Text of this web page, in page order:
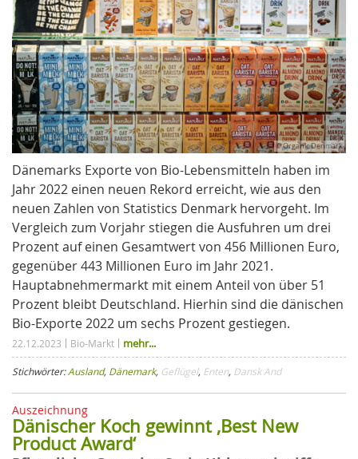
© Organic Denmark
Dänemarks Exporte von Bio-Lebensmitteln haben im
Jahr 2022 einen neuen Rekord erreicht, wie aus den
neuen Zahlen von Statistics Denmark hervorgeht. Im
Vergleich zum Vorjahr stiegen die Ausfuhren um drei
Prozent auf einen Gesamtwert von 456 Millionen Euro,
gegenüber 443 Millionen Euro im Jahr 2021.
Hauptabnehmermarkt mit einem Anteil von über 51
Prozent bleibt Deutschland. Hierhin sind die dänischen
Bio-Exporte 2022 um sechs Prozent gestiegen.
22.12.2023 Bio-Markt mehr...
Stichwörter:Ausland, Dänemark, Geflügel, Enten, Dansk And
Auszeichnung
Dänischer Koch gewinnt ‚Best New
Product Award‘